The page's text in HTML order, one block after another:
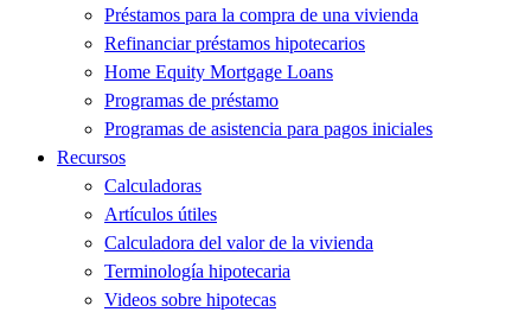
Préstamos para la compra de una vivienda
Refinanciar préstamos hipotecarios
Home Equity Mortgage Loans
Programas de préstamo
Programas de asistencia para pagos iniciales
Recursos
Calculadoras
Artículos útiles
Calculadora del valor de la vivienda
Terminología hipotecaria
Videos sobre hipotecas